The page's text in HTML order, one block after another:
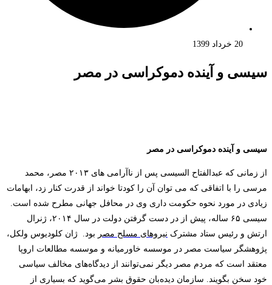
20 خرداد 1399
سیسی و آینده دموکراسی در مصر
سیسی و آینده دموکراسی در مصر
از زمانی که عبدالفتاح السیسی پس از ناآرامی ­های ۲۰۱۳ مصر، محمد
مرسی را با اتفاقی که می ­توان آن را کودتا خواند از قدرت کنار زد، ابهامات
زیادی در مورد نحوه حکومت­ داری وی در محافل جهانی مطرح شده است.
سیسی ۶۵ ساله، پیش از در دست گرفتن دولت در سال ۲۰۱۴، ژنرال
ارتش و رئیس ستاد مشترک نیروهای مسلح مصر بود. ژان کلودیوس ولکل،
پژوهشگر سیاست مصر در موسسه خاورمیانه و موسسه مطالعات اروپا
معتقد است که مردم مصر دیگر نمی‌توانند از دیدگاه‌های مخالف سیاسی
خود سخن بگویند. سازمان دیده‌بان حقوق بشر می‌گوید که بسیاری از